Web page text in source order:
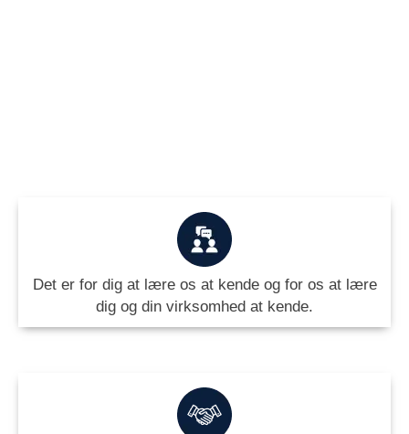
Det er for dig at lære os at kende og for os at lære
dig og din virksomhed at kende.